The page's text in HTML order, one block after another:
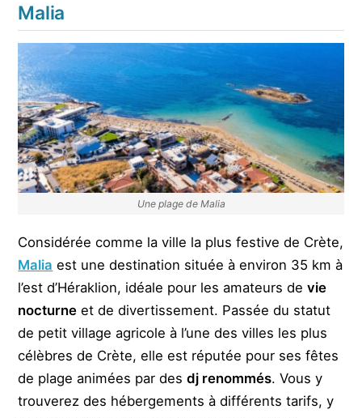
Malia
Une plage de Malia
Considérée comme la ville la plus festive de Crète,
Malia est une destination située à environ 35 km à
l’est d’Héraklion, idéale pour les amateurs devie
nocturne et de divertissement. Passée du statut
de petit village agricole à l’une des villes les plus
célèbres de Crète, elle est réputée pour ses fêtes
de plage animées par desdj renommés. Vous y
trouverez des hébergements à différents tarifs, y